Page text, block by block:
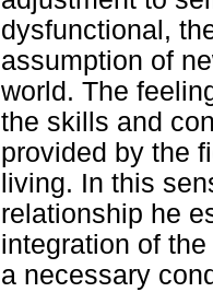
dysfunctional,
assumption of
world. The
the skills and
provided by the
living. In this
relationship he
integration of
a necessary